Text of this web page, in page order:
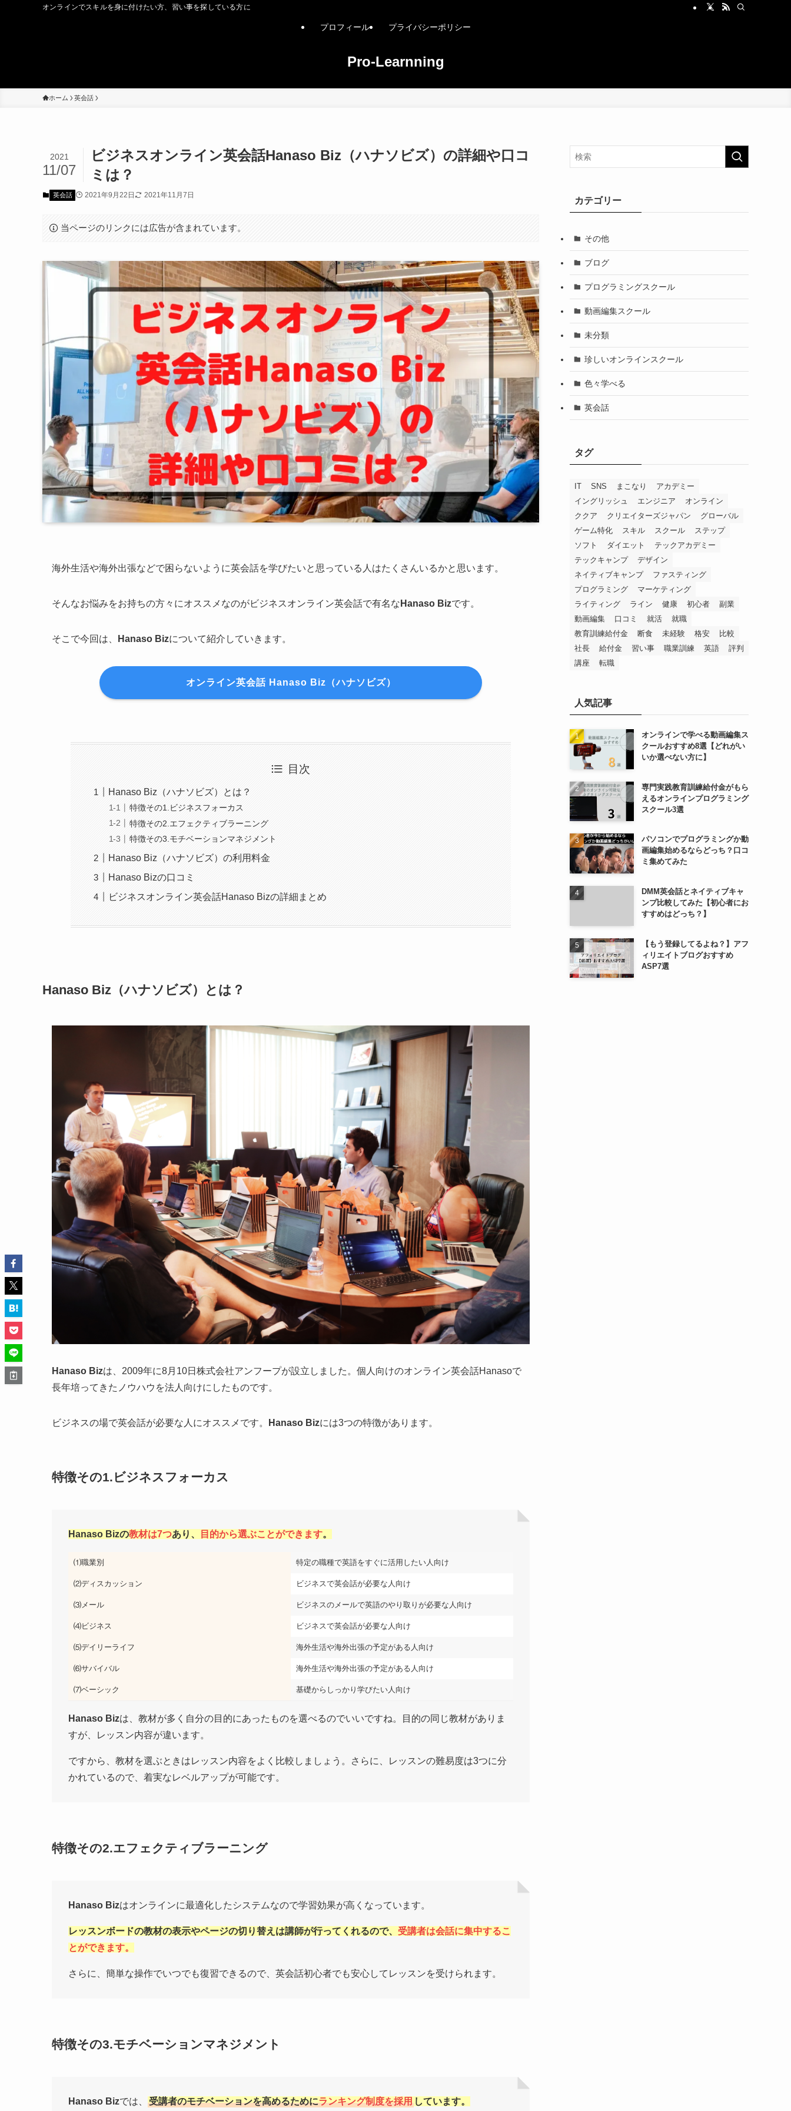
オンラインでスキルを身に付けたい方、習い事を探している方に
Pro-Learnning
プロフィール プライバシーポリシー
ホーム 英会話
ビジネスオンライン英会話Hanaso Biz（ハナソビズ）の詳細や口コ
ミは？
2021
11/07
英会話 2021年9月22日 2021年11月7日
当ページのリンクには広告が含まれています。
海外生活や海外出張などで困らないように英会話を学びたいと思っている人はたくさんいるかと思います。
そんなお悩みをお持ちの方々にオススメなのがビジネスオンライン英会話で有名な Hanaso Bizです。
そこで今回は、 Hanaso Bizについて紹介していきます。
オンライン英会話 Hanaso Biz（ハナソビズ）
目次
Hanaso Biz（ハナソビズ）とは？
特徴その1.ビジネスフォーカス
特徴その2.エフェクティブラーニング
特徴その3.モチベーションマネジメント
Hanaso Biz（ハナソビズ）の利用料金
Hanaso Bizの口コミ
ビジネスオンライン英会話Hanaso Bizの詳細まとめ
Hanaso Biz（ハナソビズ）とは？
Hanaso Bizは、2009年に8月10日株式会社アンフープが設立しました。個人向けのオンライン英会話Hanasoで
長年培ってきたノウハウを法人向けにしたものです。
ビジネスの場で英会話が必要な人にオススメです。 Hanaso Bizには3つの特徴があります。
特徴その1.ビジネスフォーカス
Hanaso Bizの教材は7つあり、 目的から選ぶことができます。
⑴職業別 特定の職種で英語をすぐに活用したい人向け
⑵ディスカッション ビジネスで英会話が必要な人向け
⑶メール ビジネスのメールで英語のやり取りが必要な人向け
⑷ビジネス ビジネスで英会話が必要な人向け
⑸デイリーライフ 海外生活や海外出張の予定がある人向け
⑹サバイバル 海外生活や海外出張の予定がある人向け
⑺ベーシック 基礎からしっかり学びたい人向け
Hanaso Bizは、教材が多く自分の目的にあったものを選べるのでいいですね。目的の同じ教材がありま
すが、レッスン内容が違います。
ですから、教材を選ぶときはレッスン内容をよく比較しましょう。さらに、レッスンの難易度は3つに分
かれているので、着実なレベルアップが可能です。
特徴その2.エフェクティブラーニング
Hanaso Bizはオンラインに最適化したシステムなので学習効果が高くなっています。
レッスンボードの教材の表示やページの切り替えは講師が行ってくれるので、 受講者は会話に集中するこ
とができます。
さらに、簡単な操作でいつでも復習できるので、英会話初心者でも安心してレッスンを受けられます。
特徴その3.モチベーションマネジメント
Hanaso Bizでは、 受講者のモチベーションを高めるためにランキング制度を採用 しています。
カテゴリー
その他
ブログ
プログラミングスクール
動画編集スクール
未分類
珍しいオンラインスクール
色々学べる
英会話
タグ
IT SNS まこなり
アカデミー
イングリッシュ
エンジニア
オンライン
ククア
クリエイターズジャパン
グローバル
ゲーム特化
スキル スクール
ステップ
ソフト
ダイエット
テックアカデミー
テックキャンプ
デザイン
ネイティブキャンプ
ファスティング
プログラミング
マーケティング
ライティング
ライン 健康 初心者
副業
動画編集
口コミ 就活
就職
教育訓練給付金
断食 未経験 格安
比較
社長
給付金 習い事 職業訓練 英語
評判
講座
転職
人気記事
オンラインで学べる動画編集ス
クールおすすめ8選【どれがい
いか選べない方に】
専門実践教育訓練給付金がもら
えるオンラインプログラミング
スクール3選
パソコンでプログラミングか動
画編集始めるならどっち？口コ
ミ集めてみた
DMM英会話とネイティブキャ
ンプ比較してみた【初心者にお
すすめはどっち？】
【もう登録してるよね？】アフ
ィリエイトブログおすすめ
ASP7選